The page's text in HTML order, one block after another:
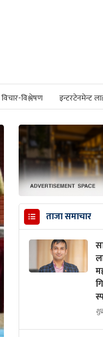
विचार-विश्लेषण इन्टरटेनमेन्ट
ताजा समाचार